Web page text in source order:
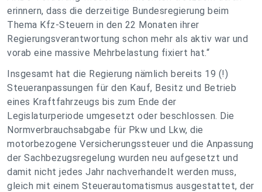
erinnern, dass die derzeitige Bundesregierung beim
Thema Kfz-Steuern in den 22 Monaten ihrer
Regierungsverantwortung schon mehr als aktiv war und
vorab eine massive Mehrbelastung fixiert hat.“
Insgesamt hat die Regierung nämlich bereits 19 (!)
Steueranpassungen für den Kauf, Besitz und Betrieb
eines Kraftfahrzeugs bis zum Ende der
Legislaturperiode umgesetzt oder beschlossen. Die
Normverbrauchsabgabe für Pkw und Lkw, die
motorbezogene Versicherungssteuer und die Anpassung
der Sachbezugsregelung wurden neu aufgesetzt und
damit nicht jedes Jahr nachverhandelt werden muss,
gleich mit einem Steuerautomatismus ausgestattet, der